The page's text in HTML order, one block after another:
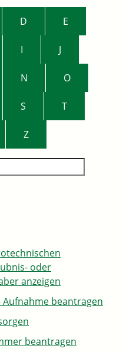
D E
I J
N O
S T
Z
oder
anzeigen
beantragen
beantragen